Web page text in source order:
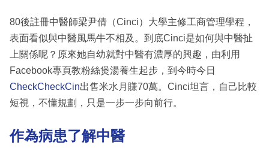
80後註冊中醫師梁尹倩（Cinci）大學主修工商管理學程，
表面看似與中醫風馬牛不相及。到底Cinci是如何與中醫扯
上關係呢？原來她自幼就對中醫有濃厚的興趣，由利用
Facebook專頁教粉絲煲湯養生起步，到今時今日
CheckCheckCin出售米水月賺70萬。Cinci坦言，自己比較
短視，不懂規劃，只是一步一步向前行。
作為病患了解中醫